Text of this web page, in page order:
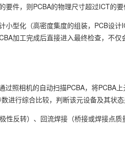
件，则PCBA的物理尺寸超过ICT的要
小型化（高密度集度的组装，PCB设
加工完成后直接进入最终检查，不
过照相机的自动扫描PCBA，将PCBA
进行综合比较，判断该元设备及其状
性反转）、回流焊接（桥接或焊接点